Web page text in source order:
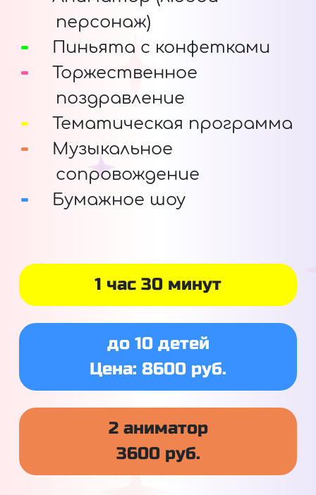
персонаж)
Пиньята с конфетками
Торжественное
поздравление
Тематическая программа
Музыкальное
сопровождение
Бумажное шоу
1 час 30 минут
до 10 детей
Цена: 8600 руб.
2 аниматор
3600 руб.